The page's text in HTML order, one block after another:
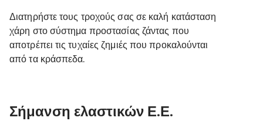
Διατηρήστε τους τροχούς σας σε καλή κατάσταση
χάρη στο σύστημα προστασίας ζάντας που
αποτρέπει τις τυχαίες ζημιές που προκαλούνται
από τα κράσπεδα.
Σήμανση ελαστικών Ε.Ε.